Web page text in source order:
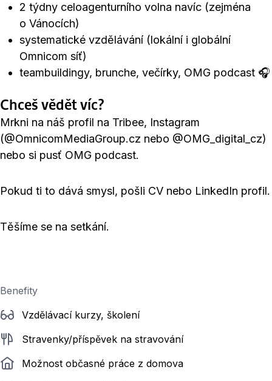
2 týdny celoagenturního volna navíc (zejména
o Vánocích)
systematické vzdělávání (lokální i globální
Omnicom síť)
teambuildingy, brunche, večírky, OMG podcast 🎧
Chceš vědět víc?
Mrkni na náš profil na Tribee, Instagram
(@OmnicomMediaGroup.cz nebo @OMG_digital_cz)
nebo si pusť OMG podcast.
Pokud ti to dává smysl, pošli CV nebo LinkedIn profil.
Těšíme se na setkání.
Benefity
Vzdělávací kurzy, školení
Stravenky/příspěvek na stravování
Možnost občasné práce z domova